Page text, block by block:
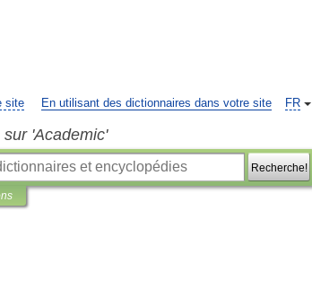
FR
site En utilisant des dictionnaires dans votre site
'Academic'
Recherche!